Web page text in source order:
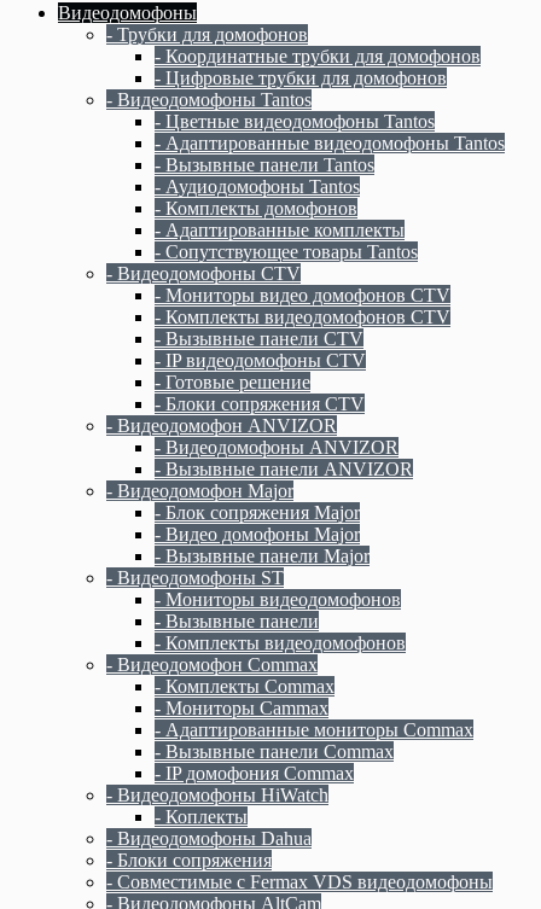
Видеодомофоны
- Трубки для домофонов
- Координатные трубки для домофонов
- Цифровые трубки для домофонов
- Видеодомофоны Tantos
- Цветные видеодомофоны Tantos
- Адаптированные видеодомофоны Tantos
- Вызывные панели Tantos
- Аудиодомофоны Tantos
- Комплекты домофонов
- Адаптированные комплекты
- Сопутствующее товары Tantos
- Видеодомофоны CTV
- Мониторы видео домофонов CTV
- Комплекты видеодомофонов CTV
- Вызывные панели CTV
- IP видеодомофоны CTV
- Готовые решение
- Блоки сопряжения CTV
- Видеодомофон ANVIZOR
- Видеодомофоны ANVIZOR
- Вызывные панели ANVIZOR
- Видеодомофон Major
- Блок сопряжения Major
- Видео домофоны Major
- Вызывные панели Major
- Видеодомофоны ST
- Мониторы видеодомофонов
- Вызывные панели
- Комплекты видеодомофонов
- Видеодомофон Commax
- Комплекты Commax
- Мониторы Cammax
- Адаптированные мониторы Commax
- Вызывные панели Commax
- IP домофония Commax
- Видеодомофоны HiWatch
- Коплекты
- Видеодомофоны Dahua
- Блоки сопряжения
- Совместимые с Fermax VDS видеодомофоны
- Видеодомофоны AltCam